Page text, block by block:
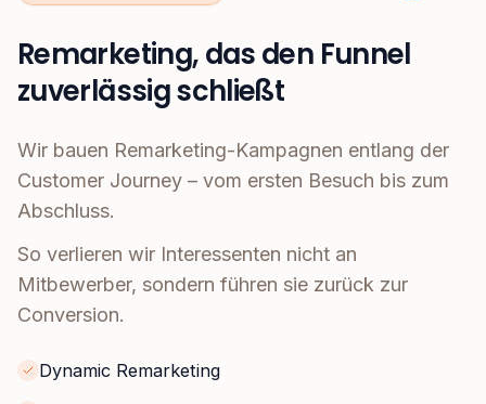
Remarketing, das den Funnel
zuverlässig schließt
Wir bauen Remarketing-Kampagnen entlang der
Customer Journey – vom ersten Besuch bis zum
Abschluss.
So verlieren wir Interessenten nicht an
Mitbewerber, sondern führen sie zurück zur
Conversion.
Dynamic Remarketing